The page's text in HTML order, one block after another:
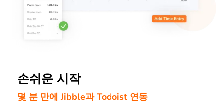
손쉬운 시작
몇 분 만에 Jibble과 Todoist 연동